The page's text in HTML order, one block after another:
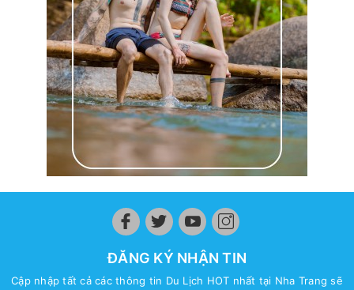
ĐĂNG KÝ NHẬN TIN
Cập nhập tất cả các thông tin Du Lịch HOT nhất tại Nha Trang sẽ